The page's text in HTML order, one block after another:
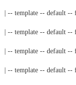
| -- template -- default
| -- template -- default
| -- template -- default
| -- template -- default